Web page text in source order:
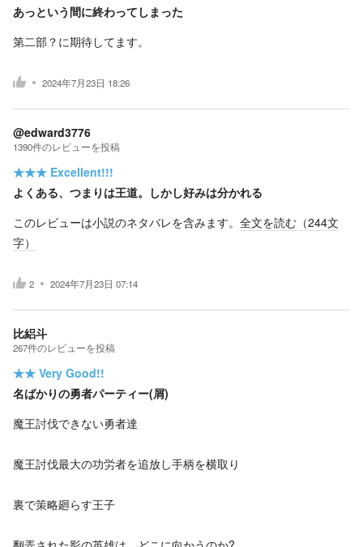
あっという間に終わってしまった
第二部？に期待してます。
2024年7月23日 18:26
@edward3776
1390件のレビューを投稿
★★★ Excellent!!!
よくある、つまりは王道。しかし好みは分かれる
このレビューは小説のネタバレを含みます。 全文を読む（244文
字）
2 2024年7月23日 07:14
比絽斗
267件のレビューを投稿
★★ Very Good!!
名ばかりの勇者パーティー(屑)
魔王討伐できない勇者達
魔王討伐最大の功労者を追放し手柄を横取り
裏で策略廻らす王子